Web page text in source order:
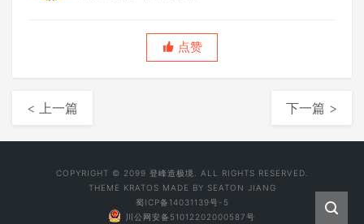
点赞
< 上一篇 下一篇 >
COPYRIGHT © 2099 登峰造极境. ALL RIGHTS RESERVED.
THEME KRATOS MADE BY SEATON JIANG
蜀ICP备14031139号-5
川公网安备51012202000587号